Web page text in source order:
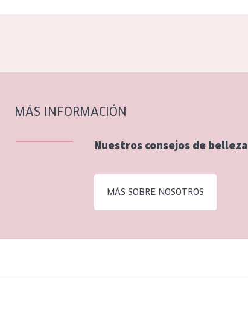
MÁS INFORMACIÓN
Nuestros consejos de belleza
MÁS SOBRE NOSOTROS